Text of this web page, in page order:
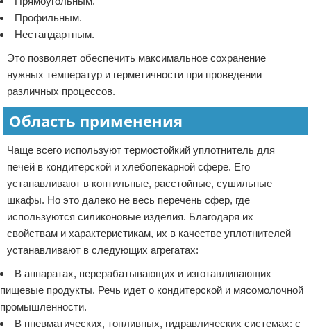
Профильным.
Нестандартным.
Это позволяет обеспечить максимальное сохранение
нужных температур и герметичности при проведении
различных процессов.
Область применения
Чаще всего используют термостойкий уплотнитель для
печей в кондитерской и хлебопекарной сфере. Его
устанавливают в коптильные, расстойные, сушильные
шкафы. Но это далеко не весь перечень сфер, где
используются силиконовые изделия. Благодаря их
свойствам и характеристикам, их в качестве уплотнителей
устанавливают в следующих агрегатах:
В аппаратах, перерабатывающих и изготавливающих
пищевые продукты. Речь идет о кондитерской и мясомолочной
промышленности.
В пневматических, топливных, гидравлических системах: с